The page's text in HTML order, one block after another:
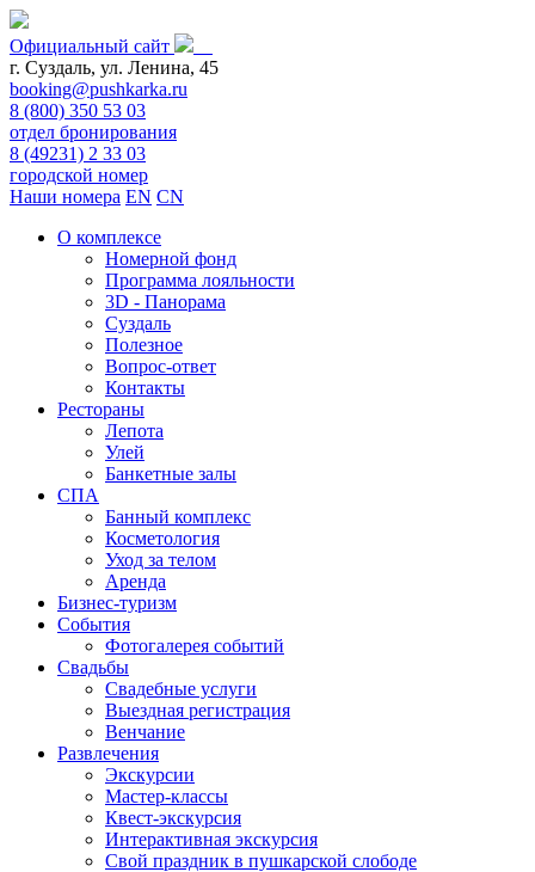
Официальный сайт
г. Суздаль, ул. Ленина, 45
booking@pushkarka.ru
8 (800) 350 53 03
отдел бронирования
8 (49231) 2 33 03
городской номер
Наши номера EN CN
О комплексе
Номерной фонд
Программа лояльности
3D - Панорама
Суздаль
Полезное
Вопрос-ответ
Контакты
Рестораны
Лепота
Улей
Банкетные залы
СПА
Банный комплекс
Косметология
Уход за телом
Аренда
Бизнес-туризм
События
Фотогалерея событий
Свадьбы
Свадебные услуги
Выездная регистрация
Венчание
Развлечения
Экскурсии
Мастер-классы
Квест-экскурсия
Интерактивная экскурсия
Свой праздник в пушкарской слободе